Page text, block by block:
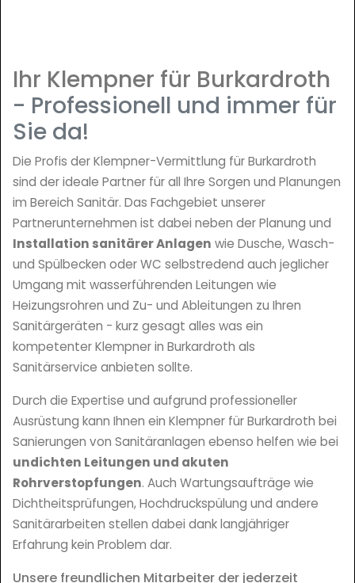
Ihr Klempner für Burkardroth
- Professionell und immer für
Sie da!
Die Profis der Klempner-Vermittlung für Burkardroth
sind der ideale Partner für all Ihre Sorgen und Planungen
im Bereich Sanitär. Das Fachgebiet unserer
Partnerunternehmen ist dabei neben der Planung und
Installation sanitärer Anlagen wie Dusche, Wasch-
und Spülbecken oder WC selbstredend auch jeglicher
Umgang mit wasserführenden Leitungen wie
Heizungsrohren und Zu- und Ableitungen zu Ihren
Sanitärgeräten - kurz gesagt alles was ein
kompetenter Klempner in Burkardroth als
Sanitärservice anbieten sollte.
Durch die Expertise und aufgrund professioneller
Ausrüstung kann Ihnen ein Klempner für Burkardroth bei
Sanierungen von Sanitäranlagen ebenso helfen wie bei
undichten Leitungen und akuten
Rohrverstopfungen. Auch Wartungsaufträge wie
Dichtheitsprüfungen, Hochdruckspülung und andere
Sanitärarbeiten stellen dabei dank langjähriger
Erfahrung kein Problem dar.
Unsere freundlichen Mitarbeiter der jederzeit